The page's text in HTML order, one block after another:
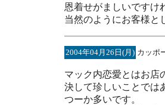
恩着せがましいですけ
当然のようにお客様と
2004年04月26日(月) カッポ
マック内恋愛とはお店
決して珍しいことでは
つーか多いです。